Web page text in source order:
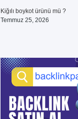
Kiğılı boykot ürünü mü ?
Temmuz 25, 2026